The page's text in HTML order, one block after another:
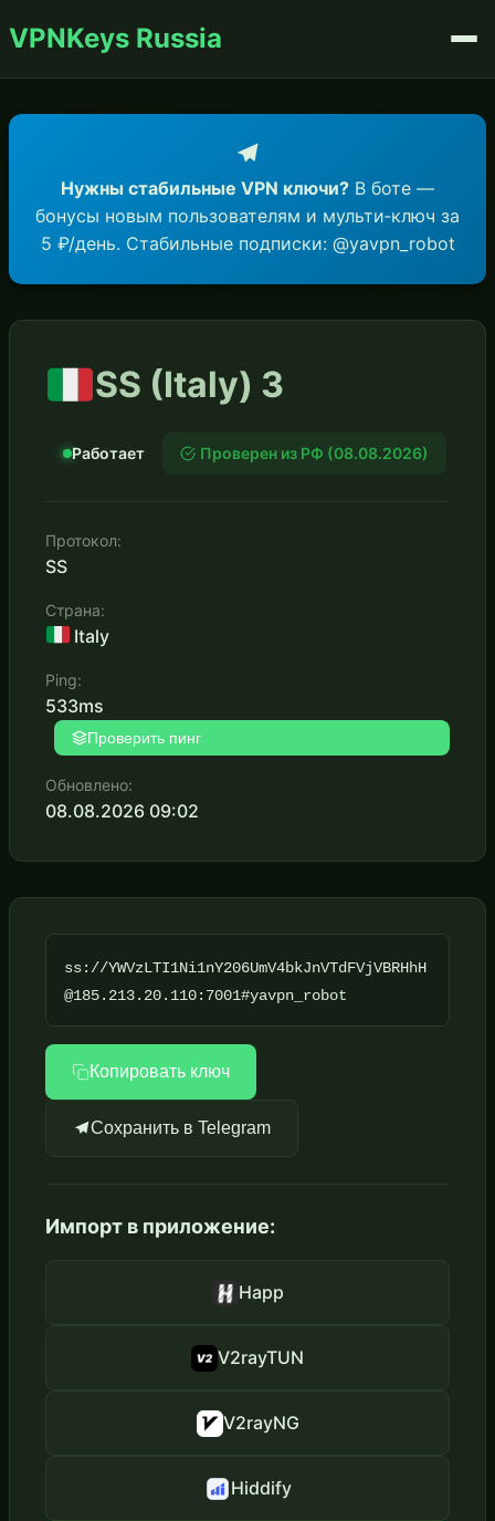
VPNKeys Russia
Нужны стабильные VPN ключи? В боте —
бонусы новым пользователям и мульти‑ключ за
5 ₽/день. Стабильные подписки: @yavpn_robot
SS (Italy) 3
Работает Проверен из РФ (08.08.2026)
Протокол:
SS
Страна:
Italy
Ping:
533ms
Проверить пинг
Обновлено:
08.08.2026 09:02
ss://YWVzLTI1Ni1nY206UmV4bkJnVTdFVjVBRHhH
@185.213.20.110:7001#yavpn_robot
Копировать ключ
Сохранить в Telegram
Импорт в приложение:
Happ
V2rayTUN
V2rayNG
Hiddify